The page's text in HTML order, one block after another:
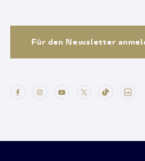
Für den Newsletter